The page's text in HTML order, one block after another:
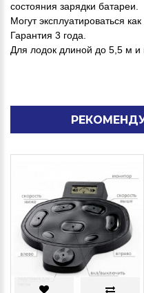
состояния зарядки батареи.
Могут эксплуатироваться
Гарантия 3 года.
Для лодок длиной до 5,5 м и